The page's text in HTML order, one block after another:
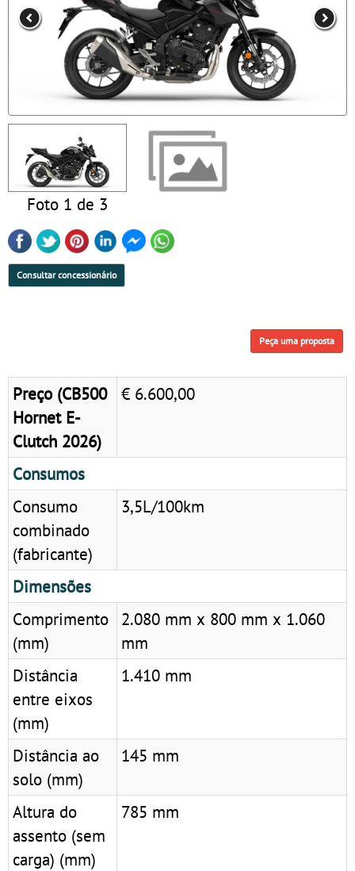
Foto 1 de 3
Consultar concessionário
Peça uma proposta
Preço (CB500
Hornet E-
Clutch 2026)
€ 6.600,00
Consumos
Consumo
combinado
(fabricante)
3,5L/100km
Dimensões
Comprimento
(mm)
2.080 mm x 800 mm x 1.060
mm
Distância
entre eixos
(mm)
1.410 mm
Distância ao
solo (mm)
145 mm
Altura do
assento (sem
carga) (mm)
785 mm